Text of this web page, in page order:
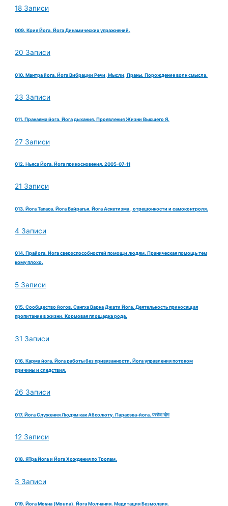
18 Записи
009. Крия Йога. Йога Динамических упражнений.
20 Записи
010. Мантра йога. Йога Вибрации Речи, Мысли, Праны. Порождение волн смысла.
23 Записи
011. Пранаяма йога. Йога дыхания. Проявления Жизни Высшего Я.
27 Записи
012. Ньяса Йога. Йога прикосновения. 2005-07-11
21 Записи
013. Йога Тапаса. Йога Вайрагья. Йога Аскетизма , отрешонности и самоконтроля.
4 Записи
014. Прайога. Йога сверхспособностей помощи людям. Праническая помощь тем
кому плохо.
5 Записи
015. Сообщество йогов. Сангха Варна Джати Йога. Деятельность приносящая
пропитание в жизни. Кормовая площадка рода.
31 Записи
016. Карма йога. Йога работы без привязанности. Йога управления потоком
причины и следствия.
26 Записи
017. Йога Служения Людям как Абсолюту. Парасэва-йога. परसेवा योग
12 Записи
018. ЯТра Йога и Йога Хождения по Тропам.
3 Записи
019. Йога Моуна (Mouna). Йога Молчания. Медитация Безмолвия.